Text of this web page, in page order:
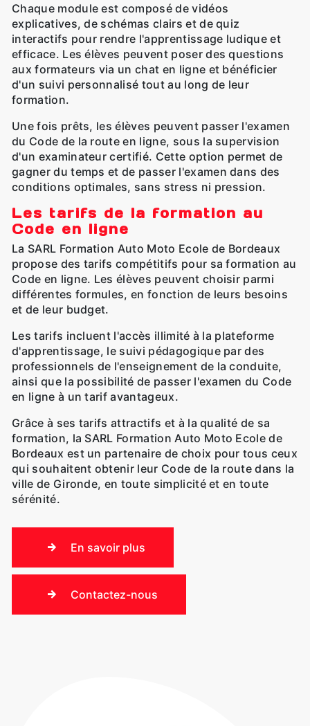
Chaque module est composé de vidéos
explicatives, de schémas clairs et de quiz
interactifs pour rendre l'apprentissage ludique et
efficace. Les élèves peuvent poser des questions
aux formateurs via un chat en ligne et bénéficier
d'un suivi personnalisé tout au long de leur
formation.
Une fois prêts, les élèves peuvent passer l'examen
du Code de la route en ligne, sous la supervision
d'un examinateur certifié. Cette option permet de
gagner du temps et de passer l'examen dans des
conditions optimales, sans stress ni pression.
Les tarifs de la formation au
Code en ligne
La SARL Formation Auto Moto Ecole de Bordeaux
propose des tarifs compétitifs pour sa formation au
Code en ligne. Les élèves peuvent choisir parmi
différentes formules, en fonction de leurs besoins
et de leur budget.
Les tarifs incluent l'accès illimité à la plateforme
d'apprentissage, le suivi pédagogique par des
professionnels de l'enseignement de la conduite,
ainsi que la possibilité de passer l'examen du Code
en ligne à un tarif avantageux.
Grâce à ses tarifs attractifs et à la qualité de sa
formation, la SARL Formation Auto Moto Ecole de
Bordeaux est un partenaire de choix pour tous ceux
qui souhaitent obtenir leur Code de la route dans la
ville de Gironde, en toute simplicité et en toute
sérénité.
En savoir plus
Contactez-nous